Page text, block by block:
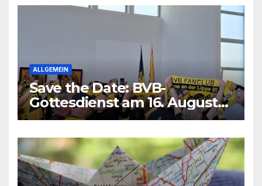
ALLGEMEIN
Save the Date: BVB-
Gottesdienst am 16. August
2026